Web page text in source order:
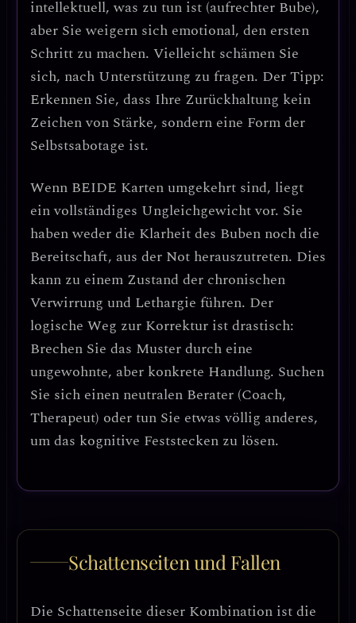
intellektuell, was zu tun ist (aufrechter Bube),
aber Sie weigern sich emotional, den ersten
Schritt zu machen. Vielleicht schämen Sie
sich, nach Unterstützung zu fragen. Der Tipp:
Erkennen Sie, dass Ihre Zurückhaltung kein
Zeichen von Stärke, sondern eine Form der
Selbstsabotage ist.
Wenn BEIDE Karten umgekehrt sind, liegt
einvollständiges Ungleichgewichtvor. Sie
haben weder die Klarheit des Buben noch die
Bereitschaft, aus der Not herauszutreten. Dies
kann zu einem Zustand der chronischen
Verwirrung und Lethargie führen. Der
logische Weg zur Korrektur ist drastisch:
Brechen Sie das Muster durch eine
ungewohnte, aber konkrete Handlung. Suchen
Sie sich einen neutralen Berater (Coach,
Therapeut) oder tun Sie etwas völlig anderes,
um das kognitive Feststecken zu lösen.
Schattenseiten und Fallen
Die Schattenseite dieser Kombination ist die